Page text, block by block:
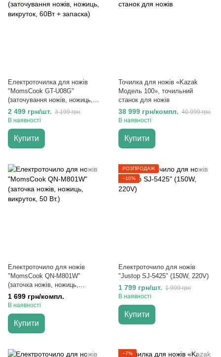
Електроточилка для ножів
"MomsCook GT-U08G"
(заточування ножів, ножиць,
викруток, 60Вт + запаска)
2 499 грн/шт. 3 199 грн
В наявності
Купити
Точилка для ножів «Kazak
Модель 100», точильний
станок для ножів
38 999 грн/компл. 40 999 грн
В наявності
Купити
Електроточило для ножів
"MomsCook QN-M801W"
(заточка ножів, ножиць,
викруток, 50 Вт.)
1 699 грн/компл.
В наявності
Купити
РОЗПРОДАЖ
−10%
Електроточило для ножів
"Justop SJ-5425" (150W, 220V)
1 799 грн/шт. 1 999 грн
В наявності
Купити
−7%